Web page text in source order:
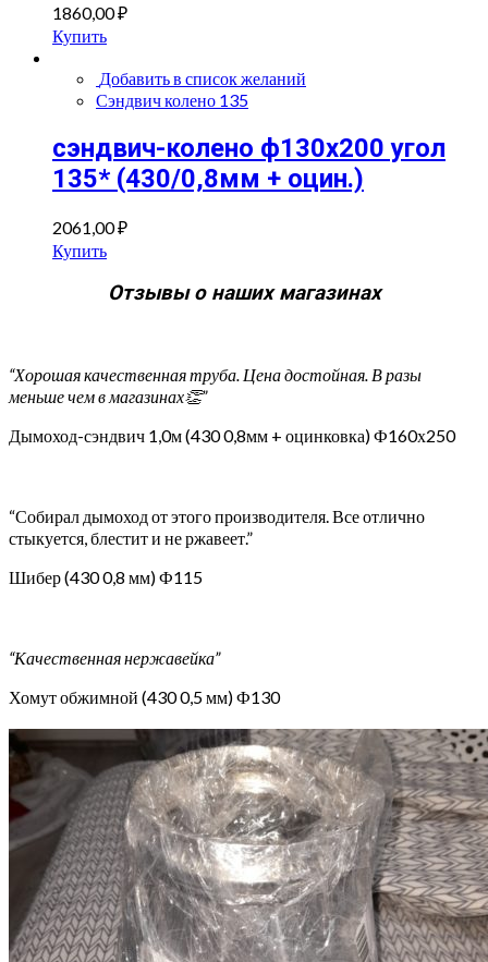
1860,00₽
Купить
Добавить в список желаний
Сэндвич колено 135
сэндвич-колено ф130х200 угол
135* (430/0,8мм + оцин.)
2061,00₽
Купить
Отзывы о наших магазинах
“Хорошая качественная труба. Цена достойная. В разы
меньше чем в магазинах👏”
Дымоход-сэндвич 1,0м (430 0,8мм + оцинковка) Ф160х250
“Собирал дымоход от этого производителя. Все отлично
стыкуется, блестит и не ржавеет.”
Шибер (430 0,8 мм) Ф115
“Качественная нержавейка”
Хомут обжимной (430 0,5 мм) Ф130